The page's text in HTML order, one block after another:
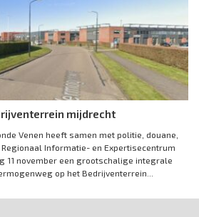
mijdrecht
Venen heeft samen met politie, douane,
Informatie- en Expertisecentrum
11 november een grootschalige integrale
op het Bedrijventerrein...